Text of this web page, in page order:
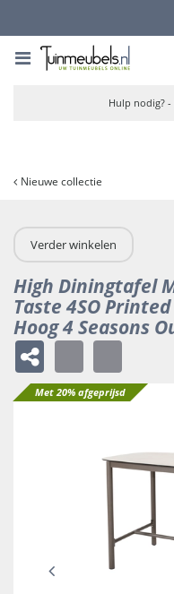
Nieuwe collectie
Hulp nodig? -
Verder winkelen
High Diningtafel
Taste 4SO
Hoog 4 Seasons
Met 20% afgeprijsd